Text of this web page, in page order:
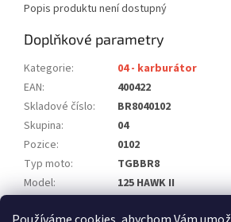
Popis produktu není dostupný
Doplňkové parametry
Kategorie:
04 - karburátor
EAN:
400422
Skladové číslo:
BR8040102
Skupina:
04
Pozice:
0102
Typ moto:
TGBBR8
Model:
125 HAWK II